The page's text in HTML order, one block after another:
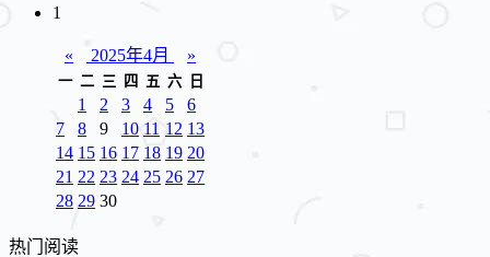
1
« 2025年4月 »
一 二 三 四 五 六 日
1 2 3 4 5
6
7
8 9 10 11 12 13
14 15 16 17 18 19 20
21 22 23 24 25 26 27
28 29 30
热门阅读